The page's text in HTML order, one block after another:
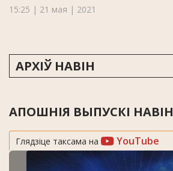
15:25 | 21 мая | 2021
АРХІЎ НАВІН
АПОШНІЯ ВЫПУСКІ НАВІН
Глядзіце таксама на YouTube